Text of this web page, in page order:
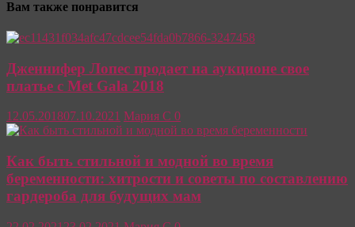
Вам также понравится
Дженнифер Лопес продает на аукционе свое
платье с Met Gala 2018
12.05.201807.10.2021 Мария С 0
Как быть стильной и модной во время
беременности: хитрости и советы по составлению
гардероба для будущих мам